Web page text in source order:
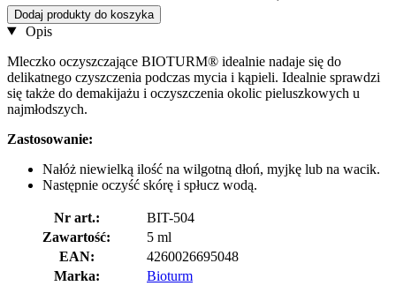
Dodaj produkty do koszyka
Opis
Mleczko oczyszczające BIOTURM® idealnie nadaje się do
delikatnego czyszczenia podczas mycia i kąpieli. Idealnie sprawdzi
się także do demakijażu i oczyszczenia okolic pieluszkowych u
najmłodszych.
Zastosowanie:
Nałóż niewielką ilość na wilgotną dłoń, myjkę lub na wacik.
Następnie oczyść skórę i spłucz wodą.
Nr art.:
BIT-504
Zawartość:
5 ml
EAN:
4260026695048
Marka:
Bioturm